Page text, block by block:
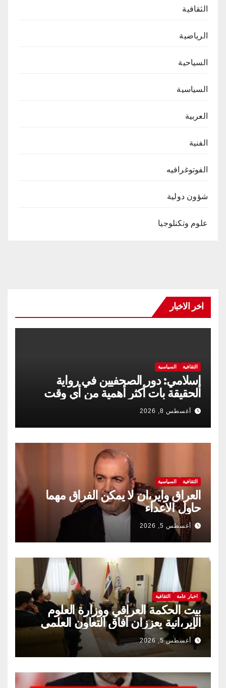
الثقافية
الرياضية
السياحية
السياسية
العربية
الفنية
الفوتوغرافيه
شؤون دولية
علوم وتكنلوجيا
اخر الاخبار
الثقافية السياسية
إسلامي: دور الصحفيين في رواية
الحقيقة بات أكثر أهمية من أي وقت
مضى
أغسطس 8, 2026
الثقافية السياسية
العراق واير،ان لا يمكن الفراق مهما
حاول الاعداء
أغسطس 5, 2026
اخبار عامة الثقافية
بيت الحكمة العراقي ووزارة العلوم
الإير،انية يعززان آفاق التعاون العلمي
والثقافي.
أغسطس 5, 2026